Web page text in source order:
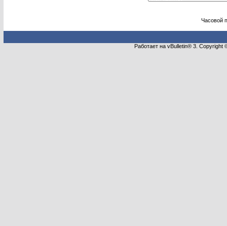
Часовой
Работает на vBulletin® 3.